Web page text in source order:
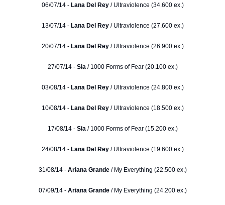
06/07/14 - Lana Del Rey/ Ultraviolence (34.600 ex.)
13/07/14 -Lana Del Rey / Ultraviolence (27.600 ex.)
20/07/14 -Lana Del Rey/ Ultraviolence (26.900 ex.)
27/07/14 - Sia / 1000 Forms of Fear (20.100 ex.)
03/08/14 - Lana Del Rey / Ultraviolence (24.800 ex.)
10/08/14 - Lana Del Rey/ Ultraviolence (18.500 ex.)
17/08/14 - Sia / 1000 Forms of Fear (15.200 ex.)
24/08/14 -Lana Del Rey/ Ultraviolence (19.600 ex.)
31/08/14 - Ariana Grande/ My Everything (22.500 ex.)
07/09/14 - Ariana Grande/ My Everything (24.200 ex.)